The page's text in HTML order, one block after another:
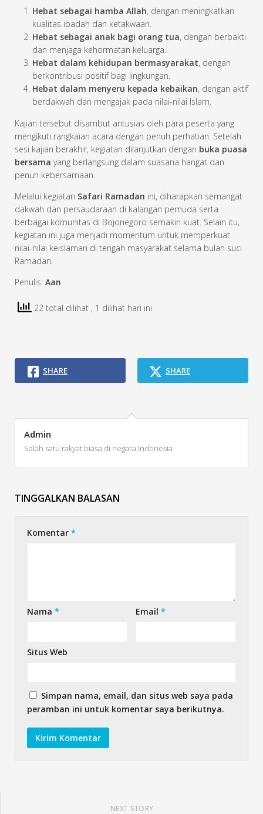
Hebat sebagai hamba Allah, dengan meningkatkan
kualitas ibadah dan ketakwaan.
Hebat sebagai anak bagi orang tua, dengan berbakti
dan menjaga kehormatan keluarga.
Hebat dalam kehidupan bermasyarakat, dengan
berkontribusi positif bagi lingkungan.
Hebat dalam menyeru kepada kebaikan, dengan aktif
berdakwah dan mengajak pada nilai-nilai Islam.
Kajian tersebut disambut antusias oleh para peserta yang
mengikuti rangkaian acara dengan penuh perhatian. Setelah
sesi kajian berakhir, kegiatan dilanjutkan dengan buka puasa
bersama yang berlangsung dalam suasana hangat dan
penuh kebersamaan.
Melalui kegiatan Safari Ramadan ini, diharapkan semangat
dakwah dan persaudaraan di kalangan pemuda serta
berbagai komunitas di Bojonegoro semakin kuat. Selain itu,
kegiatan ini juga menjadi momentum untuk memperkuat
nilai-nilai keislaman di tengah masyarakat selama bulan suci
Ramadan.
Penulis: Aan
22 total dilihat , 1 dilihat hari ini
SHARE SHARE
Admin
Salah satu rakyat biasa di negara Indonesia
TINGGALKAN BALASAN
Komentar *
Nama * Email*
Situs Web
Simpan nama, email, dan situs web saya pada
peramban ini untuk komentar saya berikutnya.
NEXT STORY